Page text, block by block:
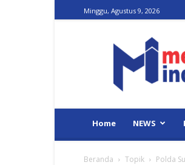
Minggu, Agustus 9, 2026
Home NEWS
Beranda Topik Polda